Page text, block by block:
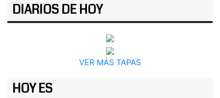
DIARIOS DE HOY
VER MÁS TAPAS
HOY ES